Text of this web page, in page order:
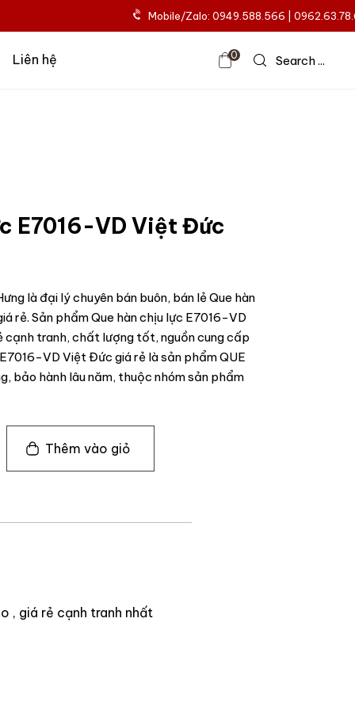
Mobile/Zalo: 0949.588.566 |
Liên hệ 0 Search ...
E7016-VD Việt Đức
là đại lý chuyên bán buôn, bán lẻ Que hàn
rẻ. Sản phẩm Que hàn chịu lực E7016-VD
cạnh tranh, chất lượng tốt, nguồn cung cấp
VD Việt Đức giá rẻ là sản phẩm QUE
bảo hành lâu năm, thuộc nhóm sản phẩm
Thêm vào giỏ
, giá rẻ cạnh tranh nhất